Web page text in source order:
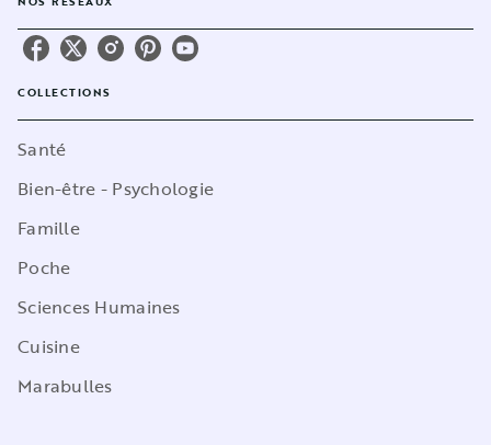
COLLECTIONS
Santé
Bien-être - Psychologie
Famille
Poche
Sciences Humaines
Cuisine
Marabulles